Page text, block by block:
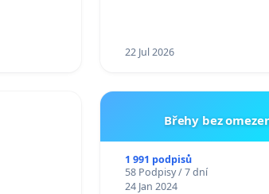
22 Jul 2026
Břehy bez
1 991 podpisů
58 Podpisy / 7 dní
24 Jan 2024